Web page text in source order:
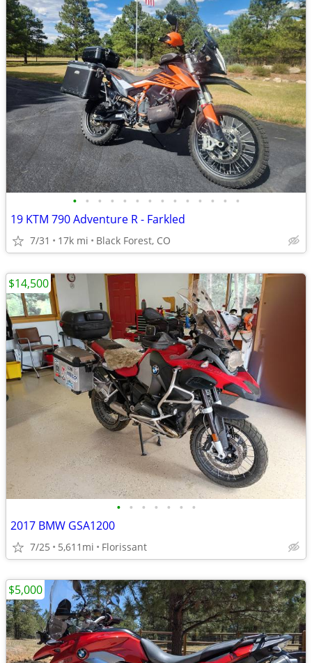
• • • • • • • • • • • • • •
19 KTM 790 Adventure R - Farkled
7/31 17k mi Black Forest, CO
• • • • • • •
2017 BMW GSA1200
7/25 5,611mi Florissant
$14,500
$5,000